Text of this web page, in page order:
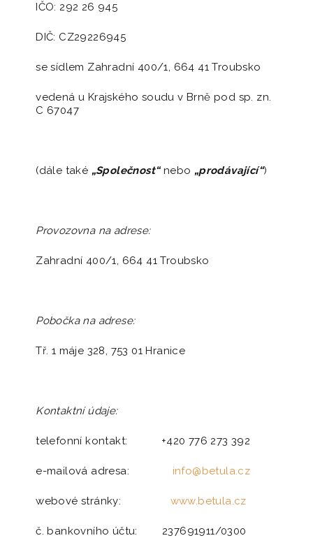
IČO: 292 26 945
DIČ: CZ29226945
se sídlem Zahradní 400/1, 664 41 Troubsko
vedená u Krajského soudu v Brně pod sp. zn.
C 67047
(dále také „Společnost“ nebo „prodávající“)
Provozovna na adrese:
Zahradní 400/1, 664 41 Troubsko
Pobočka na adrese:
Tř. 1 máje 328, 753 01 Hranice
Kontaktní údaje:
telefonní kontakt: +420 776 273 392
e-mailová adresa: info@betula.cz
webové stránky: www.betula.cz
č. bankovního účtu: 237691911/0300